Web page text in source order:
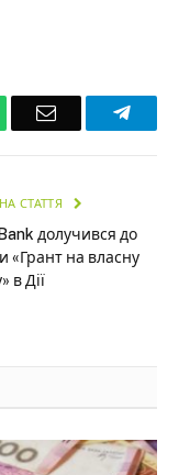
Email
СТАТТЯ
долучився до
«Грант на власну
в Дії